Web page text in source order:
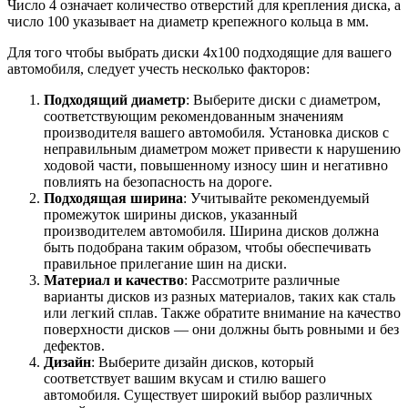
Число 4 означает количество отверстий для крепления диска, а
число 100 указывает на диаметр крепежного кольца в мм.
Для того чтобы выбрать диски 4х100 подходящие для вашего
автомобиля, следует учесть несколько факторов:
Подходящий диаметр: Выберите диски с диаметром,
соответствующим рекомендованным значениям
производителя вашего автомобиля. Установка дисков с
неправильным диаметром может привести к нарушению
ходовой части, повышенному износу шин и негативно
повлиять на безопасность на дороге.
Подходящая ширина: Учитывайте рекомендуемый
промежуток ширины дисков, указанный
производителем автомобиля. Ширина дисков должна
быть подобрана таким образом, чтобы обеспечивать
правильное прилегание шин на диски.
Материал и качество: Рассмотрите различные
варианты дисков из разных материалов, таких как сталь
или легкий сплав. Также обратите внимание на качество
поверхности дисков — они должны быть ровными и без
дефектов.
Дизайн: Выберите дизайн дисков, который
соответствует вашим вкусам и стилю вашего
автомобиля. Существует широкий выбор различных